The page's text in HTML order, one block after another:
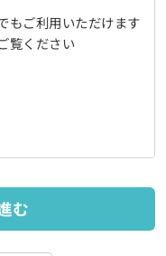
もご利用いただけます
覧ください
む